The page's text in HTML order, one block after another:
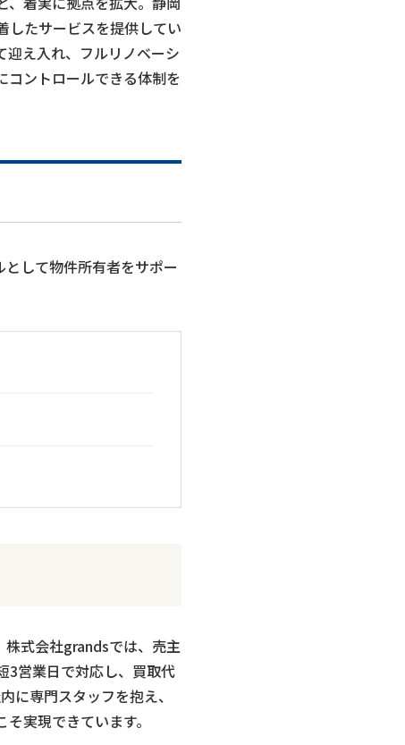
したサービスを提供してい
迎え入れ、フルリノベーシ
コントロールできる体制を
して物件所有者をサポー
株式会社grandsでは、売主
3営業日で対応し、買取代
に専門スタッフを抱え、
実現できています。